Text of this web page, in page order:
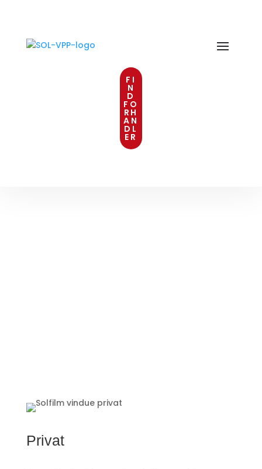
FI
N
D
FO
RH
AN
DL
ER
Privat